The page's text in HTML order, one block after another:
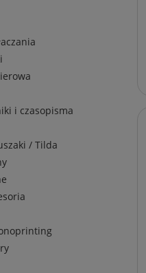
i czasopisma
/ Tilda